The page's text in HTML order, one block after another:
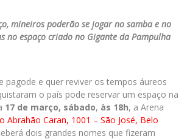
mineiros poderão se jogar no samba e no
no espaço criado no Gigante da Pampulha
pagode e quer reviver os tempos áureos
o país pode reservar um espaço na
17 de março, sábado, às 18h, a Arena
Abrahão Caran, 1001 – São José, Belo
dois grandes nomes que fizeram